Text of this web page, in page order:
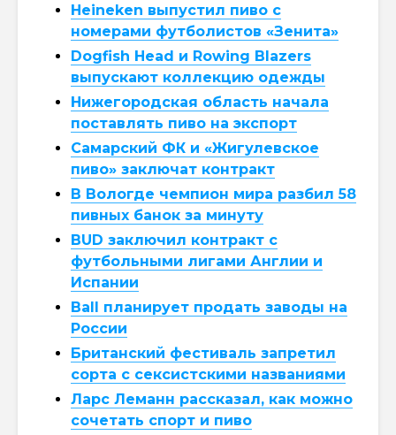
Heineken выпустил пиво с
номерами футболистов «Зенита»
Dogfish Head и Rowing Blazers
выпускают коллекцию одежды
Нижегородская область начала
поставлять пиво на экспорт
Самарский ФК и «Жигулевское
пиво» заключат контракт
В Вологде чемпион мира разбил 58
пивных банок за минуту
BUD заключил контракт с
футбольными лигами Англии и
Испании
Ball планирует продать заводы на
России
Британский фестиваль запретил
сорта с сексистскими названиями
Ларс Леманн рассказал, как можно
сочетать спорт и пиво